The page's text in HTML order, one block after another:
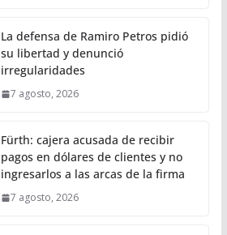
La defensa de Ramiro Petros pidió
su libertad y denunció
irregularidades
7 agosto, 2026
Fürth: cajera acusada de recibir
pagos en dólares de clientes y no
ingresarlos a las arcas de la firma
7 agosto, 2026